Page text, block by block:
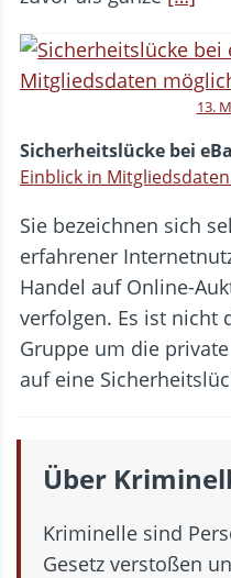
13.
Sicherheitslücke bei
Einblick in
Sie bezeichnen sich
erfahrener
Handel auf Online-
verfolgen. Es ist nicht
Gruppe um die
auf eine
Über
Kriminelle sind
Gesetz verstoßen